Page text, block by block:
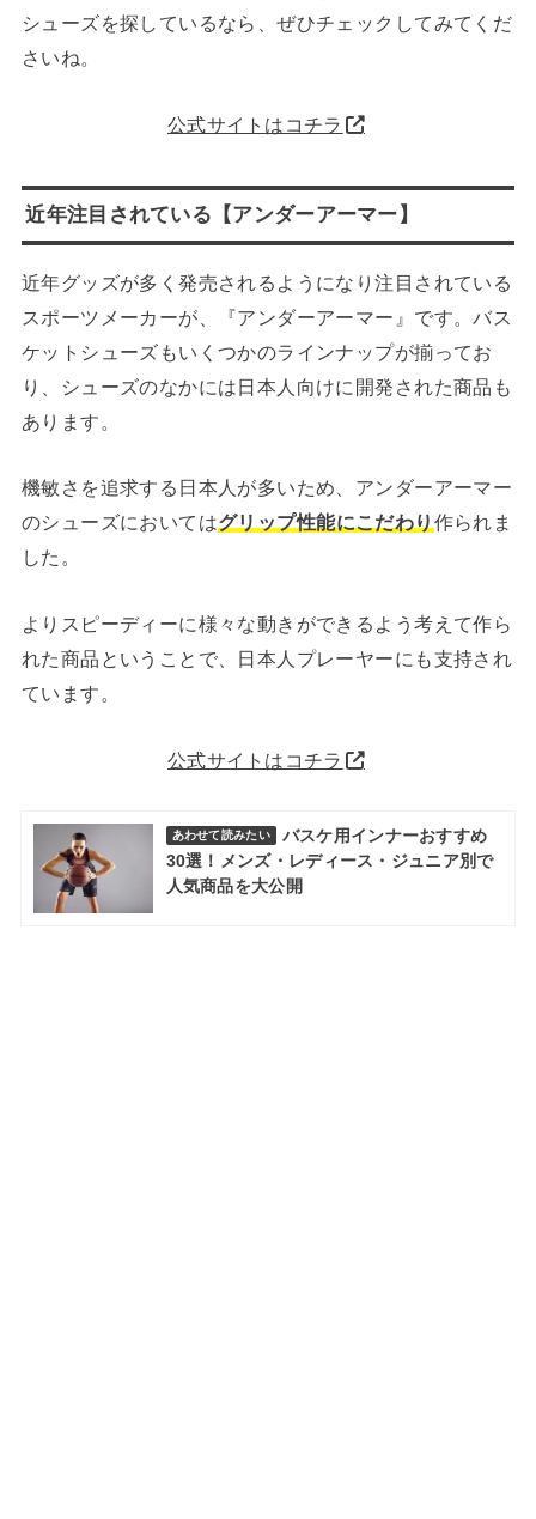
シューズを探しているなら、ぜひチェックしてみてくだ
さいね。
公式サイトはコチラ
近年注目されている【アンダーアーマー】
近年グッズが多く発売されるようになり注目されている
スポーツメーカーが、『アンダーアーマー』です。バス
ケットシューズもいくつかのラインナップが揃ってお
り、シューズのなかには日本人向けに開発された商品も
あります。
機敏さを追求する日本人が多いため、アンダーアーマー
のシューズにおいてはグリップ性能にこだわり 作られま
した。
よりスピーディーに様々な動きができるよう考えて作ら
れた商品ということで、日本人プレーヤーにも支持され
ています。
公式サイトはコチラ
あわせて読みたい
バスケ用インナーおすすめ
30選！メンズ・レディース・ジュニア別で
人気商品を大公開